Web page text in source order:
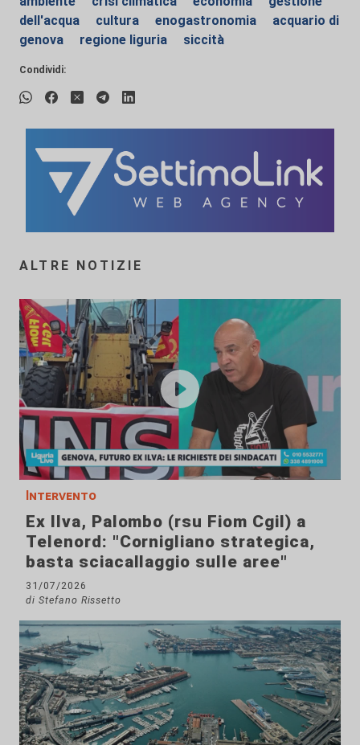
dell'acqua
cultura enogastronomia
acquario di
genova
regione liguria siccità
Condividi:
ALTRE NOTIZIE
Intervento
Ex Ilva, Palombo (rsu Fiom Cgil) a
Telenord: "Cornigliano strategica,
basta sciacallaggio sulle aree"
31/07/2026
di Stefano Rissetto